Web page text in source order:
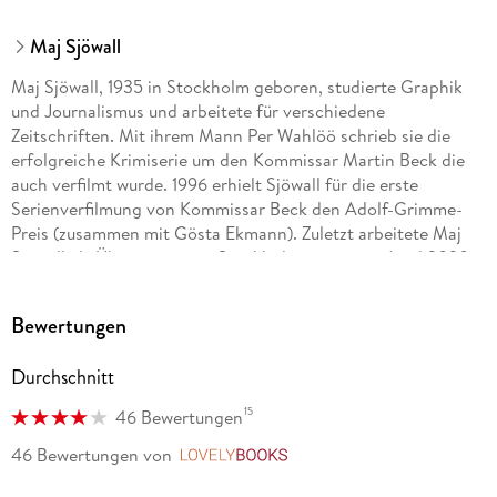
Maj Sjöwall
Maj Sjöwall, 1935 in Stockholm geboren, studierte Graphik
und Journalismus und arbeitete für verschiedene
Zeitschriften. Mit ihrem Mann Per Wahlöö schrieb sie die
erfolgreiche Krimiserie um den Kommissar Martin Beck die
auch verfilmt wurde. 1996 erhielt Sjöwall für die erste
Serienverfilmung von Kommissar Beck den Adolf-Grimme-
Preis (zusammen mit Gösta Ekmann). Zuletzt arbeitete Maj
Sjöwall als Übersetzerin in Stockholm, wo sie im April 2020
nach dem Studium der Geschichte als Journalist Karriere. In
vom Franco-Regime ausgewiesen. Nach verschiedenen
Reisen um die halbe Welt ließ er sich wieder in Schweden
Bewertungen
Durchschnitt
46 Bewertungen15
46 Bewertungen von